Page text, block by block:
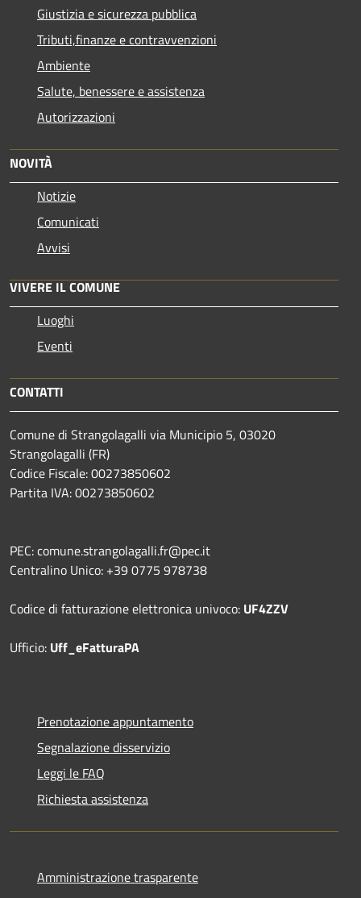
Giustizia e sicurezza pubblica
Tributi,finanze e contravvenzioni
Ambiente
Salute, benessere e assistenza
Autorizzazioni
NOVITÀ
Notizie
Comunicati
Avvisi
VIVERE IL COMUNE
Luoghi
Eventi
CONTATTI
Comune di Strangolagalli via Municipio 5, 03020
Strangolagalli (FR)
Codice Fiscale: 00273850602
Partita IVA: 00273850602
PEC: comune.strangolagalli.fr@pec.it
Centralino Unico: +39 0775 978738
Codice di fatturazione elettronica univoco: UF4ZZV
Ufficio: Uff_eFatturaPA
Prenotazione appuntamento
Segnalazione disservizio
Leggi le FAQ
Richiesta assistenza
Amministrazione trasparente